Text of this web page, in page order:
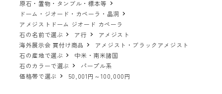
原石・置物・タンブル・標本等
ドーム・ジオード・カペーラ・晶洞
アメジストドーム ジオード カペーラ
石の名前で選ぶ
ア行
アメジスト
海外展示会 買付け商品
アメジスト・ブラックアメジスト
石の産地で選ぶ
中米・南米諸国
石のカラーで選ぶ
パープル系
価格帯で選ぶ
50,001円～100,000円